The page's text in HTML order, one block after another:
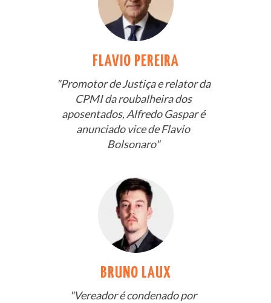
FLAVIO PEREIRA
"Promotor de Justiça e relator da
CPMI da roubalheira dos
aposentados, Alfredo Gaspar é
anunciado vice de Flavio
Bolsonaro"
BRUNO LAUX
"Vereador é condenado por